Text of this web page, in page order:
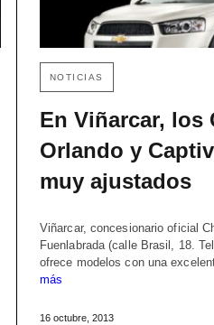
NOTICIAS
En Viñarcar, los
Orlando y
muy ajustados
Viñarcar, concesionario oficial
Fuenlabrada (calle Brasil, 18.
ofrece modelos con una
más
16 octubre, 2013